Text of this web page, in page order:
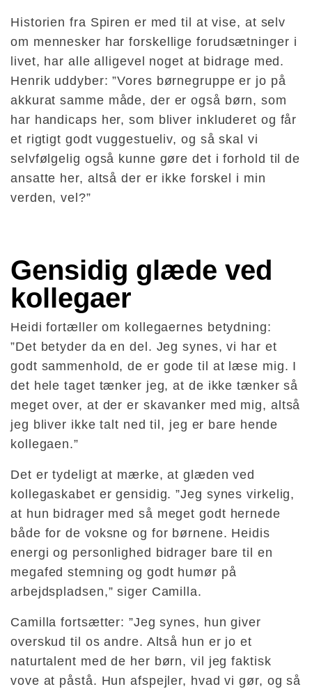
Historien fra Spiren er med til at vise, at selv
om mennesker har forskellige forudsætninger i
livet, har alle alligevel noget at bidrage med.
Henrik uddyber: ”Vores børnegruppe er jo på
akkurat samme måde, der er også børn, som
har handicaps her, som bliver inkluderet og får
et rigtigt godt vuggestueliv, og så skal vi
selvfølgelig også kunne gøre det i forhold til de
ansatte her, altså der er ikke forskel i min
verden, vel?”
Gensidig glæde ved
kollegaer
Heidi fortæller om kollegaernes betydning:
”Det betyder da en del. Jeg synes, vi har et
godt sammenhold, de er gode til at læse mig. I
det hele taget tænker jeg, at de ikke tænker så
meget over, at der er skavanker med mig, altså
jeg bliver ikke talt ned til, jeg er bare hende
kollegaen.”
Det er tydeligt at mærke, at glæden ved
kollegaskabet er gensidig. ”Jeg synes virkelig,
at hun bidrager med så meget godt hernede
både for de voksne og for børnene. Heidis
energi og personlighed bidrager bare til en
megafed stemning og godt humør på
arbejdspladsen,” siger Camilla.
Camilla fortsætter: ”Jeg synes, hun giver
overskud til os andre. Altså hun er jo et
naturtalent med de her børn, vil jeg faktisk
vove at påstå. Hun afspejler, hvad vi gør, og så